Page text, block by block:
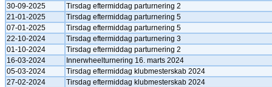
30-09-2025
Tirsdag eftermiddag parturnering 2
21-01-2025
Tirsdag eftermiddag parturnering 5
07-01-2025
Tirsdag eftermiddag parturnering 5
22-10-2024
Tirsdag eftermiddag parturnering 3
01-10-2024
Tirsdag eftermiddag parturnering 2
16-03-2024
Innerwheelturnering 16. marts 2024
05-03-2024
Tirsdag eftermiddag klubmesterskab 2024
27-02-2024
Tirsdag eftermiddag klubmesterskab 2024